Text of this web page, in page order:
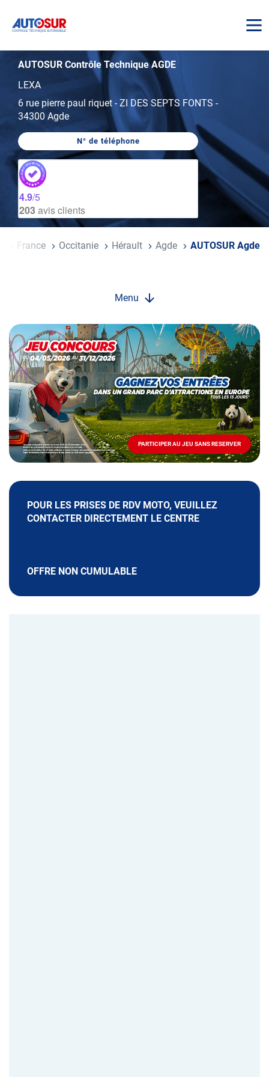
AUTOSUR Contrôle Technique AGDE
LEXA
6 rue pierre paul riquet -ZI DES SEPTS FONTS -
34300 Agde
N° de téléphone
AFFICHER
AGDE
4.9/5
203avis clients
France Occitanie Hérault Agde AUTOSUR Agde
Menu
Opération
spéciale
Mai
-
Décembre
2026
Locations
PARTICIPER AU JEU SANS RESERVER
PARTICIPER
AU
JEU
RESERVER
POUR LES PRISES DE RDV MOTO, VEUILLEZ
CONTACTER DIRECTEMENT LE CENTRE
OFFRE NON CUMULABLE